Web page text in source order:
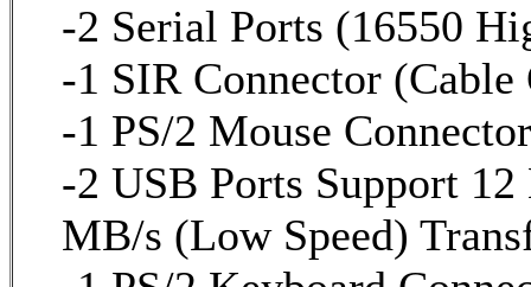
-2 Serial Ports (16550
-1 SIR Connector
-1 PS/2 Mouse
-2 USB Ports Support
MB/s (Low Speed)